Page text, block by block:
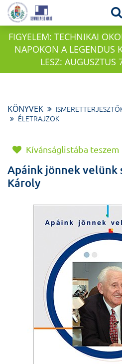
FIGYELEM: TECHNIKAI
NAPOKON A LEGENDUS
LESZ:
KÖNYVEK
ÉLETRAJZOK
Kívánságlistába teszem
Apáink jönnek velünk
Károly